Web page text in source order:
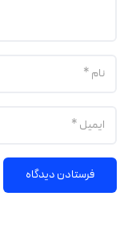
فرستادن دیدگاه